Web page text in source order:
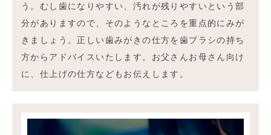
う。むし歯になりやすい、汚れが残りやすいという部
分がありますので、そのようなところを重点的にみが
きましょう。正しい歯みがきの仕方を歯ブラシの持ち
方からアドバイスいたします。お父さんお母さん向け
に、仕上げの仕方などもお伝えします。